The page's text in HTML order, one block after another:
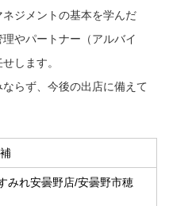
ジメントの基本を学んだ
やパートナー（アルバイ
します。
らず、今後の出店に備えて
みれ安曇野店/安曇野市穂